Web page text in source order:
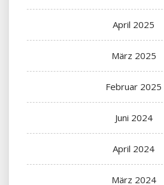
April 2025
März 2025
Februar 2025
Juni 2024
April 2024
März 2024